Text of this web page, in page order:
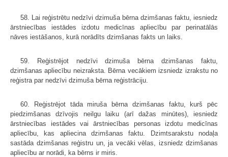
58. Lai reģistrētu nedzīvi dzimuša bērna dzimšanas faktu, iesniedz
ārstniecības iestādes izdotu medicīnas apliecību par perinatālās
nāves iestāšanos, kurā norādīts dzimšanas fakts un laiks.
59. Reģistrējot nedzīvi dzimuša bērna dzimšanas faktu,
dzimšanas apliecību neizraksta. Bērna vecākiem izsniedz izrakstu no
reģistra par nedzīvi dzimuša bērna reģistrāciju.
60. Reģistrējot tāda miruša bērna dzimšanas faktu, kurš pēc
piedzimša­nas dzīvojis neilgu laiku (arī dažas minūtes), iesniedz
ārstniecības iestādes vai ārstniecības personas izdotu medicīnas
apliecību, kas apliecina dzimšanas faktu. Dzimtsarakstu nodaļa
sastāda dzimšanas reģistru un, ja vecāki vēlas, izsniedz dzimšanas
apliecību ar norādi, ka bērns ir miris.